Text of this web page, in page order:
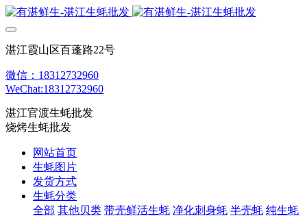
湛江霞山区百蓬路22号
微信：18312732960
WeChat:18312732960
湛江官渡生蚝批发
烧烤生蚝批发
网站首页
生蚝图片
发货方式
生蚝分类
全部 其他贝类 带壳鲜活生蚝 净化刺身蚝 半壳蚝 纯生蚝